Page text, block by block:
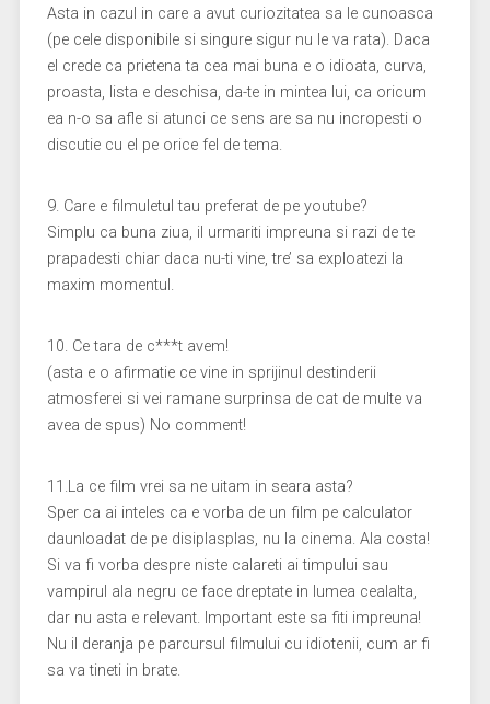
Asta in cazul in care a avut curiozitatea sa le cunoasca
(pe cele disponibile si singure sigur nu le va rata). Daca
el crede ca prietena ta cea mai buna e o idioata, curva,
proasta, lista e deschisa, da-te in mintea lui, ca oricum
ea n-o sa afle si atunci ce sens are sa nu incropesti o
discutie cu el pe orice fel de tema.
9. Care e filmuletul tau preferat de pe youtube?
Simplu ca buna ziua, il urmariti impreuna si razi de te
prapadesti chiar daca nu-ti vine, tre’ sa exploatezi la
maxim momentul.
10. Ce tara de c***t avem!
(asta e o afirmatie ce vine in sprijinul destinderii
atmosferei si vei ramane surprinsa de cat de multe va
avea de spus) No comment!
11.La ce film vrei sa ne uitam in seara asta?
Sper ca ai inteles ca e vorba de un film pe calculator
daunloadat de pe disiplasplas, nu la cinema. Ala costa!
Si va fi vorba despre niste calareti ai timpului sau
vampirul ala negru ce face dreptate in lumea cealalta,
dar nu asta e relevant. Important este sa fiti impreuna!
Nu il deranja pe parcursul filmului cu idiotenii, cum ar fi
sa va tineti in brate.